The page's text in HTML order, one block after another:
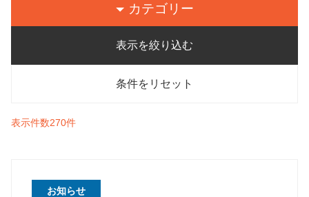
カテゴリー
表示件数270件
お知らせ